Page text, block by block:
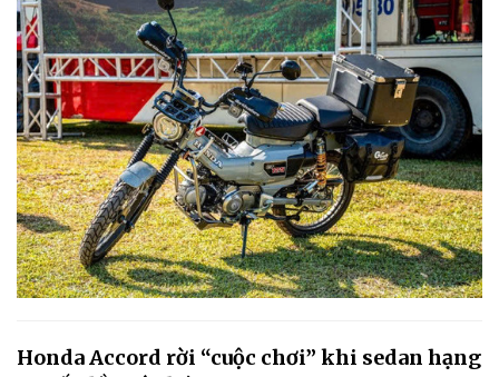
Honda Accord rời “cuộc chơi” khi sedan hạng